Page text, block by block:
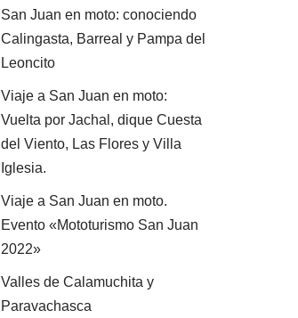
San Juan en moto: conociendo
Calingasta, Barreal y Pampa del
Leoncito
Viaje a San Juan en moto:
Vuelta por Jachal, dique Cuesta
del Viento, Las Flores y Villa
Iglesia.
Viaje a San Juan en moto.
Evento «Mototurismo San Juan
2022»
Valles de Calamuchita y
Paravachasca